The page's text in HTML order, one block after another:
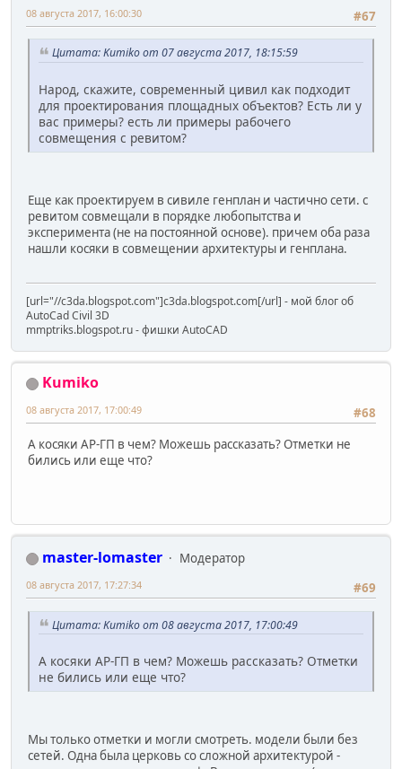
#67
08 августа 2017, 16:00:30
Цитата: Kumiko от 07 августа 2017, 18:15:59
Народ, скажите, современный цивил как подходит
для проектирования площадных объектов? Есть ли у
вас примеры? есть ли примеры рабочего
совмещения с ревитом?
Еще как проектируем в сивиле генплан и частично сети. с
ревитом совмещали в порядке любопытства и
эксперимента (не на постоянной основе). причем оба раза
нашли косяки в совмещении архитектуры и генплана.
[url="//c3da.blogspot.com"]c3da.blogspot.com[/url] - мой блог об
AutoCad Civil 3D
mmptriks.blogspot.ru - фишки AutoCAD
Kumiko
#68
08 августа 2017, 17:00:49
А косяки АР-ГП в чем? Можешь рассказать? Отметки не
бились или еще что?
master-lomaster
Модератор
#69
08 августа 2017, 17:27:34
Цитата: Kumiko от 08 августа 2017, 17:00:49
А косяки АР-ГП в чем? Можешь рассказать? Отметки
не бились или еще что?
Мы только отметки и могли смотреть. модели были без
сетей. Одна была церковь со сложной архитектурой -